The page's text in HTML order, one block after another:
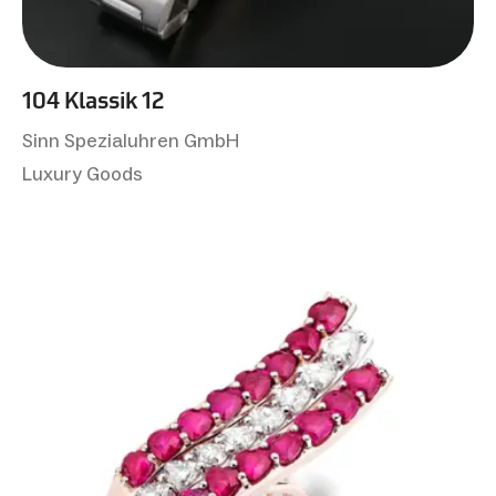
104 Klassik 12
Sinn Spezialuhren GmbH
Luxury Goods